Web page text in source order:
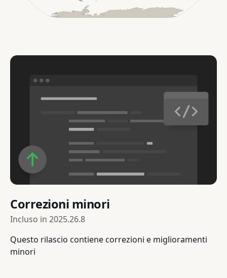
Correzioni minori
Incluso in 2025.26.8
Questo rilascio contiene correzioni e miglioramenti
minori